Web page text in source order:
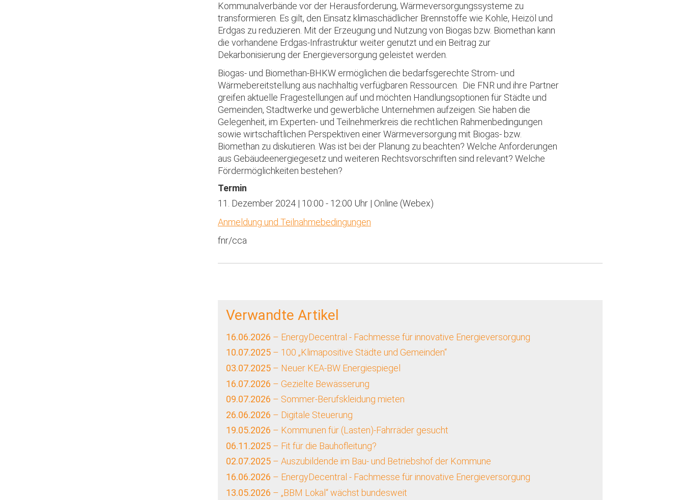
Kommunalverbände vor der Herausforderung, Wärmeversorgungssysteme zu
transformieren. Es gilt, den Einsatz klimaschädlicher Brennstoffe wie Kohle, Heizöl und
Erdgas zu reduzieren. Mit der Erzeugung und Nutzung von Biogas bzw. Biomethan kann
die vorhandene Erdgas-Infrastruktur weiter genutzt und ein Beitrag zur
Dekarbonisierung der Energieversorgung geleistet werden.
Biogas- und Biomethan-BHKW ermöglichen die bedarfsgerechte Strom- und
Wärmebereitstellung aus nachhaltig verfügbaren Ressourcen. Die FNR und ihre Partner
greifen aktuelle Fragestellungen auf und möchten Handlungsoptionen für Städte und
Gemeinden, Stadtwerke und gewerbliche Unternehmen aufzeigen. Sie haben die
Gelegenheit, im Experten- und Teilnehmerkreis die rechtlichen Rahmenbedingungen
sowie wirtschaftlichen Perspektiven einer Wärmeversorgung mit Biogas- bzw.
Biomethan zu diskutieren. Was ist bei der Planung zu beachten? Welche Anforderungen
aus Gebäudeenergiegesetz und weiteren Rechtsvorschriften sind relevant? Welche
Fördermöglichkeiten bestehen?
Termin
11. Dezember 2024 | 10:00 - 12:00 Uhr | Online (Webex)
Anmeldung und Teilnahmebedingungen
fnr/cca
Verwandte Artikel
16.06.2026 – EnergyDecentral - Fachmesse für innovative Energieversorgung
10.07.2025 – 100 „Klimapositive Städte und Gemeinden“
03.07.2025 – Neuer KEA-BW Energiespiegel
16.07.2026 – Gezielte Bewässerung
09.07.2026 – Sommer-Berufskleidung mieten
26.06.2026 – Digitale Steuerung
19.05.2026 – Kommunen für (Lasten)-Fahrräder gesucht
06.11.2025 – Fit für die Bauhofleitung?
02.07.2025 – Auszubildende im Bau- und Betriebshof der Kommune
16.06.2026 – EnergyDecentral - Fachmesse für innovative Energieversorgung
13.05.2026 – „BBM Lokal“ wächst bundesweit